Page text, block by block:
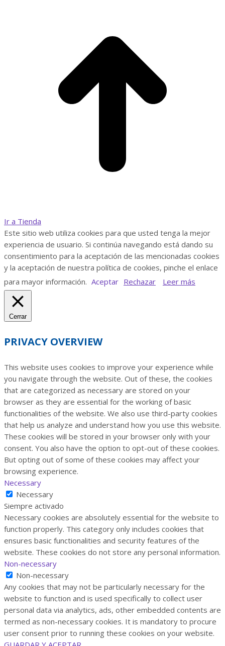
Ir a Tienda
Este sitio web utiliza cookies para que usted tenga la mejor
experiencia de usuario. Si continúa navegando está dando su
consentimiento para la aceptación de las mencionadas cookies
y la aceptación de nuestra política de cookies, pinche el enlace
para mayor información. Aceptar Rechazar Leer más
Cerrar
PRIVACY OVERVIEW
This website uses cookies to improve your experience while
you navigate through the website. Out of these, the cookies
that are categorized as necessary are stored on your
browser as they are essential for the working of basic
functionalities of the website. We also use third-party cookies
that help us analyze and understand how you use this website.
These cookies will be stored in your browser only with your
consent. You also have the option to opt-out of these cookies.
But opting out of some of these cookies may affect your
browsing experience.
Necessary
Necessary
Siempre activado
Necessary cookies are absolutely essential for the website to
function properly. This category only includes cookies that
ensures basic functionalities and security features of the
website. These cookies do not store any personal information.
Non-necessary
Non-necessary
Any cookies that may not be particularly necessary for the
website to function and is used specifically to collect user
personal data via analytics, ads, other embedded contents are
termed as non-necessary cookies. It is mandatory to procure
user consent prior to running these cookies on your website.